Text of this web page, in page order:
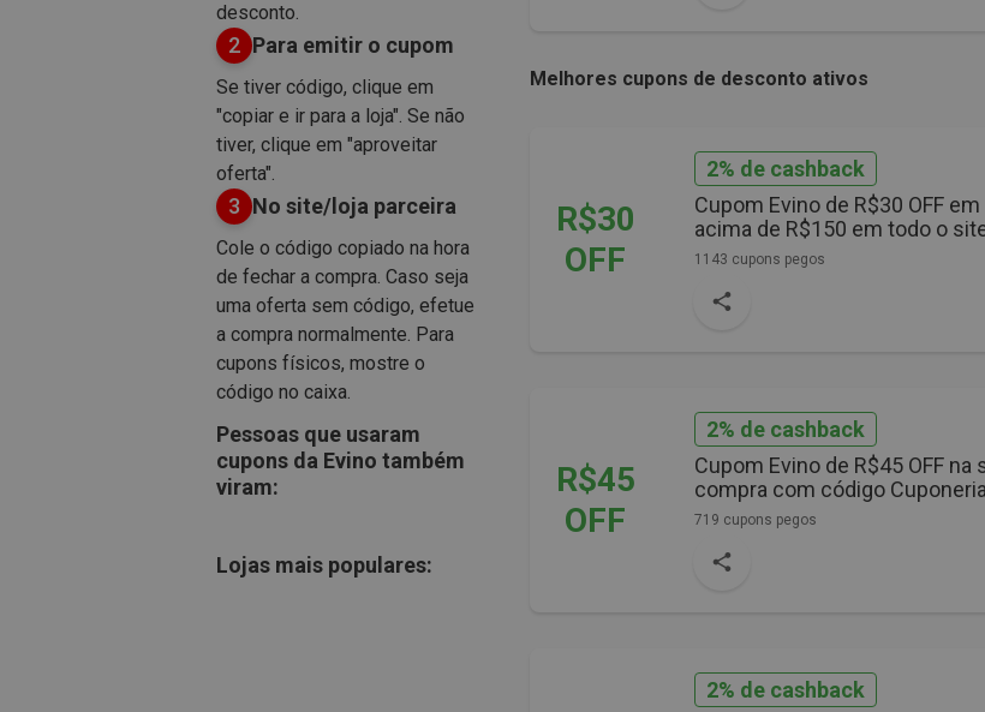
desconto.
2 Para emitir o cupom
Se tiver código, clique em
"copiar e ir para a loja". Se não
tiver, clique em "aproveitar
oferta".
3 No site/loja parceira
Cole o código copiado na hora
de fechar a compra. Caso seja
uma oferta sem código, efetue
a compra normalmente. Para
cupons físicos, mostre o
código no caixa.
Pessoas que usaram
cupons da Evino também
viram:
Lojas mais populares:
Melhores cupons de desconto ativos
R$30
OFF
2% de cashback
Cupom Evino de R$30 OFF
acima de R$150 em todo o
1143 cupons pegos
R$45
OFF
2% de cashback
Cupom Evino de R$45 OFF na
compra com código Cuponeria
719 cupons pegos
2% de cashback